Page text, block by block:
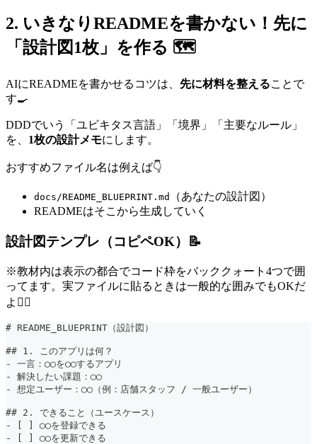
2. いきなりREADMEを書かない！先に
「設計図1枚」を作る 🗺️
AIにREADMEを書かせるコツは、 先に材料を整えることで
す🍳
DDDでいう「ユビキタス言語」「境界」「主要なルール」
を、 1枚の設計メモにします。
おすすめファイル名は例えば👇
docs/README_BLUEPRINT.md
（あなたの設計図）
READMEはそこから生成していく
設計図テンプレ（コピペOK）📝
※教材内は表示の都合でコード枠をバッククォート4つで囲
ってます。実ファイルに貼るときは一般的な囲みでもOKだ
よ🙆‍♀️
# README_BLUEPRINT（設計図）
## 1. このアプリは何？
-
一言：◯◯を◯◯するアプリ
-
解決したい課題：◯◯
-
想定ユーザー：◯◯（例：店舗スタッフ / 一般ユーザー）
## 2. できること（ユースケース）
-
[ ] ◯◯を登録できる
-
[ ] ◯◯を更新できる